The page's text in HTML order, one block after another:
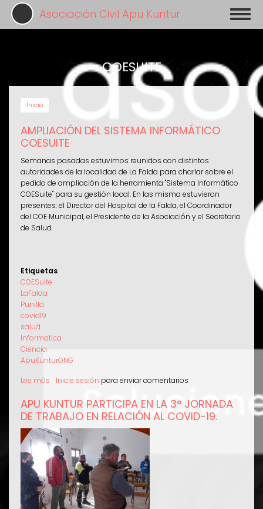
Pasar
contenido
Asociación Civil Apu Kuntur
COESUITE
Inicio
AMPLIACIÓN DEL SISTEMA INFORMÁTICO
COESUITE
Semanas pasadas estuvimos reunidos con distintas
autoridades de la localidad de La Falda para charlar sobre el
pedido de ampliación de la herramienta "Sistema Informático
COESuite" para su gestión local. En las misma estuvieron
presentes: el Director del Hospital de la Falda, el Coordinador
del COE Municipal, el Presidente de la Asociación y el Secretario
de Salud.
Etiquetas
COESuite
LaFalda
Punilla
covid19
salud
Informatica
Ciencia
ApuKunturONG
Lee más sobre
del
Sistema
COESuite
Inicie sesión para enviar comentarios
APU KUNTUR PARTICIPA EN LA 3° JORNADA
DE TRABAJO EN RELACIÓN AL COVID-19.